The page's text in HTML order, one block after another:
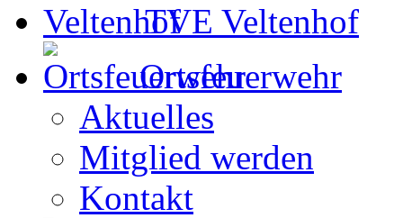
TVE Veltenhof
Ortsfeuerwehr
Aktuelles
Mitglied werden
Kontakt